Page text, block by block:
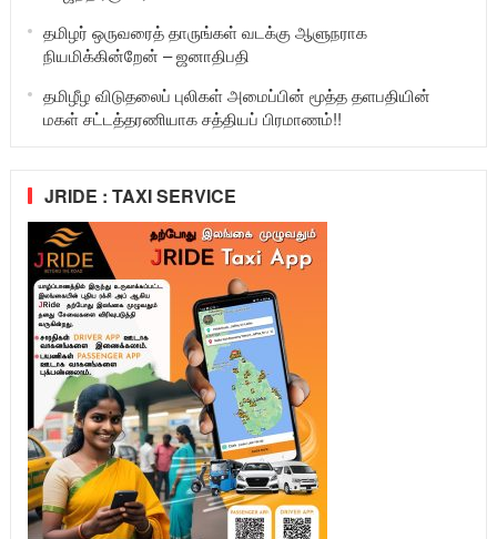
தமிழர் ஒருவரைத் தாருங்கள் வடக்கு ஆளுநராக
நியமிக்கின்றேன் – ஜனாதிபதி
தமிழீழ விடுதலைப் புலிகள் அமைப்பின் மூத்த தளபதியின்
மகள் சட்டத்தரணியாக சத்தியப் பிரமாணம்!!
JRIDE : TAXI SERVICE